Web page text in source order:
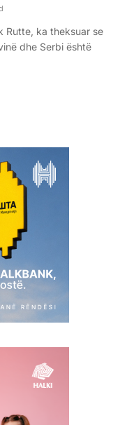
Rutte, ka theksuar se
dhe Serbi është